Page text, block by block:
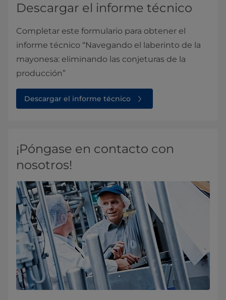
Descargar el informe técnico
Completar este formulario para obtener el
informe técnico “Navegando el laberinto de la
mayonesa: eliminando las conjeturas de la
producción”
Descargar el informe técnico
¡Póngase en contacto con
nosotros!